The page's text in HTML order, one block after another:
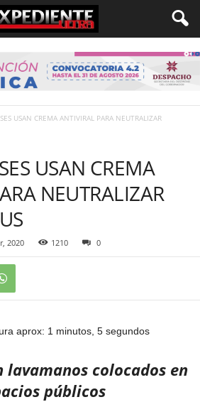
USAN CREMA ANTIVIRAL PARA NEUTRALIZAR
USAN CREMA
NEUTRALIZAR
2020 1210 0
aprox: 1 minutos, 5 segundos
lavamanos colocados en
públicos